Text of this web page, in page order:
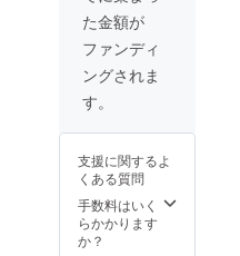
す。
特別に
デザイ
ンする
予定で
す。
シュー
ターを
すでに
購入さ
れた場
合でも
らった
CAMPF
IRE限定
デザイ
ンの
付けて
しま
す。
た金額が
ファンディ
ングされま
す。
支援に関するよ
くある質問
手数料はいく
らかかります
か？